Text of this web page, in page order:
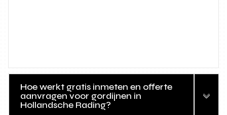
Hoe werkt gratis inmeten en offerte
aanvragen voor gordijnen in
Hollandsche Rading?